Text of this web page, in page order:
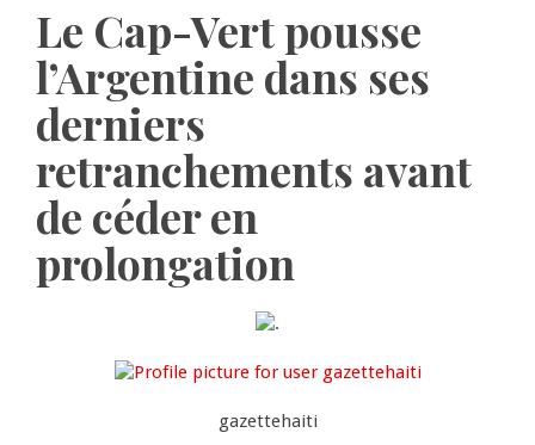
Le Cap-Vert pousse
l’Argentine dans ses
derniers
retranchements avant
de céder en
prolongation
gazettehaiti